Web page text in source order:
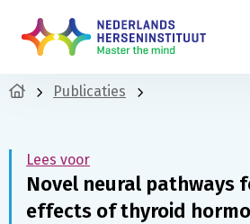
Publicaties
Lees voor
Novel neural pathways
effects of thyroid